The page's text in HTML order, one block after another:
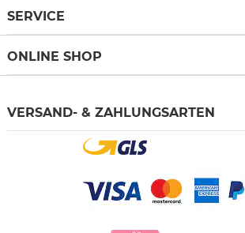
SERVICE
ONLINE SHOP
VERSAND- & ZAHLUNGSARTEN